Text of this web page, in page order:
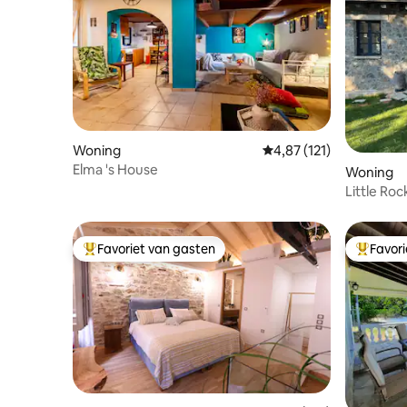
Woning Gemiddelde
4,87 (121)
Elma 's House
Woning
Little
Topfavoriet van gasten
Favoriet van gasten